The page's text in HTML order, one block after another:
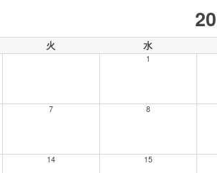
火 水
1
7 8
14 15